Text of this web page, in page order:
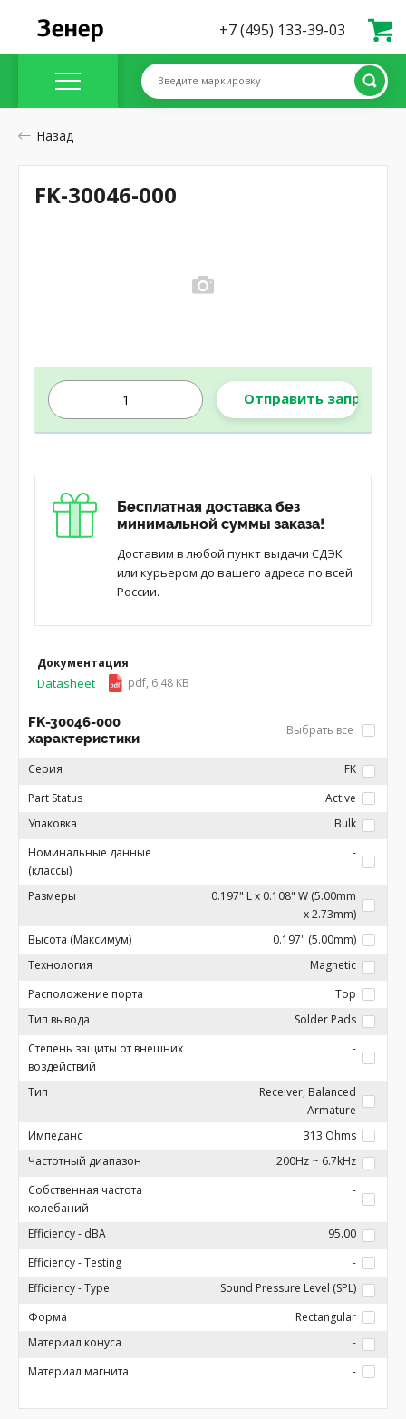
+7 (495) 133-39-03
Введите маркировку
Назад
Отправить запрос
Бесплатная доставка без
минимальной суммы заказа!
Доставим в любой пункт выдачи СДЭК
или курьером до вашего адреса по всей
России.
Документация
Datasheet pdf, 6,48 KB
FK-30046-000
характеристики
Выбрать все
Серия
FK
Part Status
Active
Упаковка
Bulk
Номинальные данные
(классы)
-
Размеры
0.197" L x 0.108" W (5.00mm
x 2.73mm)
Высота (Максимум)
0.197" (5.00mm)
Технология
Magnetic
Расположение порта
Top
Тип вывода
Solder Pads
Степень защиты от внешних
воздействий
-
Тип
Receiver, Balanced
Armature
Импеданс
313 Ohms
Частотный диапазон
200Hz ~ 6.7kHz
Собственная частота
колебаний
-
Efficiency - dBA
95.00
Efficiency - Testing
-
Efficiency - Type
Sound Pressure Level (SPL)
Форма
Rectangular
Материал конуса
-
Материал магнита
-
FK-30046-000